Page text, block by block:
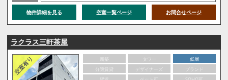
物件詳細を見る 空室一覧ページ お問合せページ
ラクラス三軒茶屋
新築 タワー
低層
分譲賃貸
デザイナーズ
ブランド